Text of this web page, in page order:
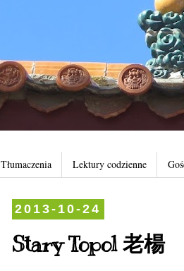
Tłumaczenia Lektury codzienne
2013-10-24
Stary Topol 老楊